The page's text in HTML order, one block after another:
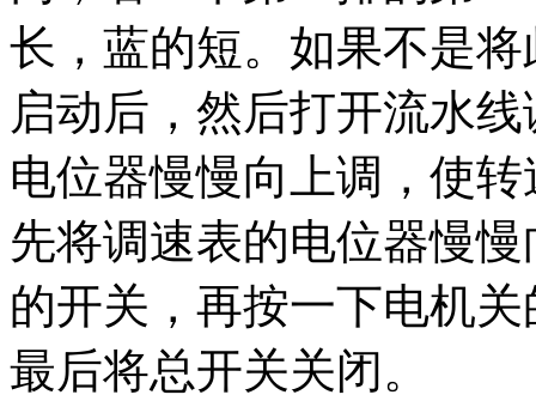
长，蓝的短。如果不是
启动后，然后打开流水
电位器慢慢向上调，使
先将调速表的电位器慢
的开关，再按一下电机
最后将总开关关闭。